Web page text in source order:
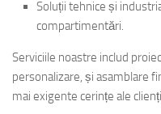
Soluții tehnice și
compartimentări.
Serviciile noastre includ
personalizare, și asamblare
mai exigente cerințe ale